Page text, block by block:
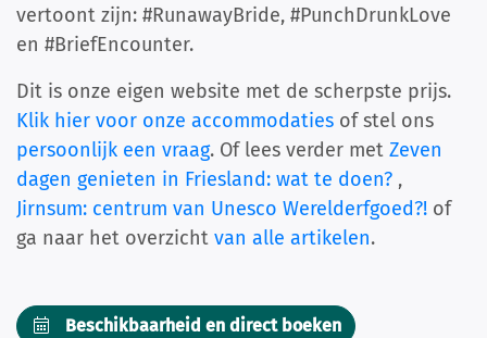
vertoont zijn: #RunawayBride, #PunchDrunkLove
en #BriefEncounter.
Dit is onze eigen website met de scherpste prijs.
Klik hier voor onze accommodaties of stel ons
persoonlijk een vraag. Of lees verder met Zeven
dagen genieten in Friesland: wat te doen? ,
Jirnsum: centrum van Unesco Werelderfgoed?! of
ga naar het overzicht van alle artikelen.
Beschikbaarheid en direct boeken